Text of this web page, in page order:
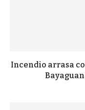
Incendio arrasa